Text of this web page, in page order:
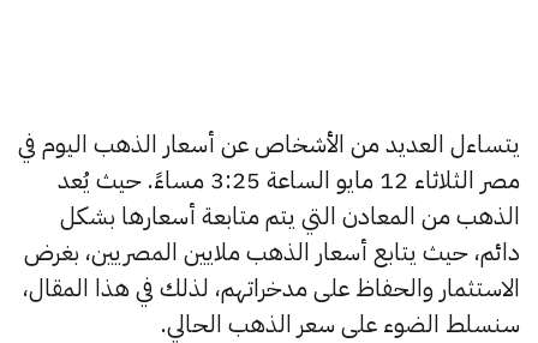
يتساءل العديد من الأشخاص عن أسعار الذهب اليوم في
مصر الثلاثاء 12 مايو الساعة 3:25 مساءً. حيث يُعد
الذهب من المعادن التي يتم متابعة أسعارها بشكل
دائم، حيث يتابع أسعار الذهب ملايين المصريين، بغرض
الاستثمار والحفاظ على مدخراتهم، لذلك في هذا المقال،
سنسلط الضوء على سعر الذهب الحالي.